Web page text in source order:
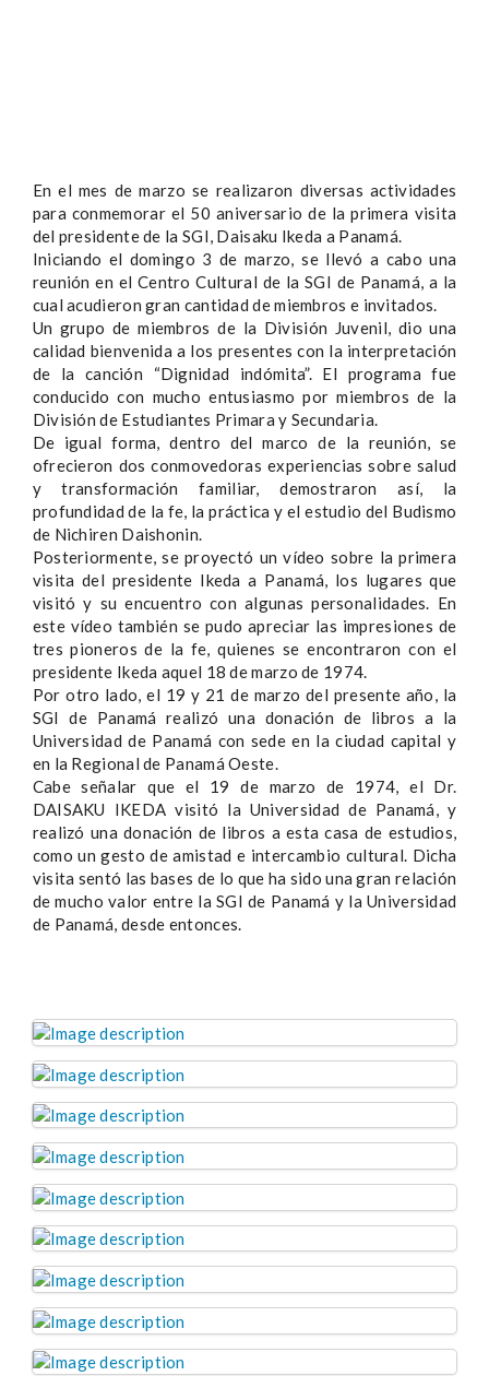
En el mes de marzo se realizaron diversas actividades
para conmemorar el 50 aniversario de la primera visita
del presidente de la SGI, Daisaku Ikeda a Panamá.
Iniciando el domingo 3 de marzo, se llevó a cabo una
reunión en el Centro Cultural de la SGI de Panamá, a la
cual acudieron gran cantidad de miembros e invitados.
Un grupo de miembros de la División Juvenil, dio una
calidad bienvenida a los presentes con la interpretación
de la canción “Dignidad indómita”. El programa fue
conducido con mucho entusiasmo por miembros de la
División de Estudiantes Primara y Secundaria.
De igual forma, dentro del marco de la reunión, se
ofrecieron dos conmovedoras experiencias sobre salud
y transformación familiar, demostraron así, la
profundidad de la fe, la práctica y el estudio del Budismo
de Nichiren Daishonin.
Posteriormente, se proyectó un vídeo sobre la primera
visita del presidente Ikeda a Panamá, los lugares que
visitó y su encuentro con algunas personalidades. En
este vídeo también se pudo apreciar las impresiones de
tres pioneros de la fe, quienes se encontraron con el
presidente Ikeda aquel 18 de marzo de 1974.
Por otro lado, el 19 y 21 de marzo del presente año, la
SGI de Panamá realizó una donación de libros a la
Universidad de Panamá con sede en la ciudad capital y
en la Regional de Panamá Oeste.
Cabe señalar que el 19 de marzo de 1974, el Dr.
DAISAKU IKEDA visitó la Universidad de Panamá, y
realizó una donación de libros a esta casa de estudios,
como un gesto de amistad e intercambio cultural. Dicha
visita sentó las bases de lo que ha sido una gran relación
de mucho valor entre la SGI de Panamá y la Universidad
de Panamá, desde entonces.